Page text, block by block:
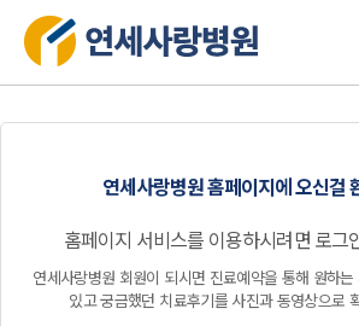
연세사랑병원 홈페이지에 오신걸
홈페이지 서비스를 이용하시려면 로그
연세사랑병원 회원이 되시면 진료예약을 통해 원하
있고 궁금했던 치료후기를 사진과 동영상으로